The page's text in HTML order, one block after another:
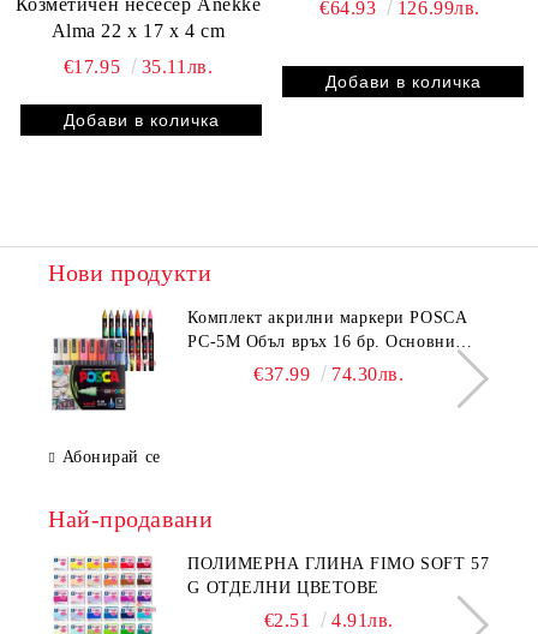
Alma 22 x 17 x 4 cm
€17.95
35.11лв.
€64.93 126.99лв.
Нови продукти
Комплeкт акрилни маркери POSCA
PC-5M Объл връх 16 бр. Основни
€37.99 74.30лв.
Абонирай се
Най-продавани
ПОЛИМЕРНА ГЛИНА FIMO SOFT 57
G ОТДЕЛНИ ЦВЕТОВЕ
€2.51 4.91лв.